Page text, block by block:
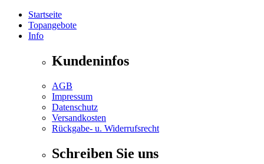
Startseite
Topangebote
Info
Kundeninfos
AGB
Impressum
Datenschutz
Versandkosten
Rückgabe- u. Widerrufsrecht
Schreiben Sie uns